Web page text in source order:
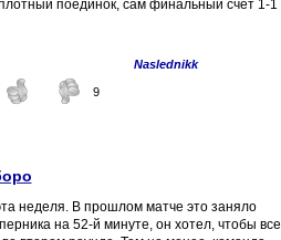
поединок, сам финальный счет 1-1
Naslednikk
9
неделя. В прошлом матче это заняло
на 52-й минуте, он хотел, чтобы все